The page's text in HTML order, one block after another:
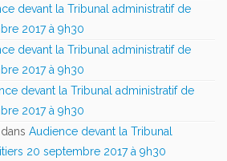
devant la Tribunal administratif de
2017 à 9h30
devant la Tribunal administratif de
2017 à 9h30
devant la Tribunal administratif de
2017 à 9h30
dans Audience devant la Tribunal
20 septembre 2017 à 9h30